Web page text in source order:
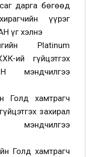
дарга бөгөөд
үүрэг
үг хэлнэ
Platinum
ий гүйцэтгэх
мэндчилгээ
Голд хамтрагч
захирал
мэндчилгээ
Голд хамтрагч